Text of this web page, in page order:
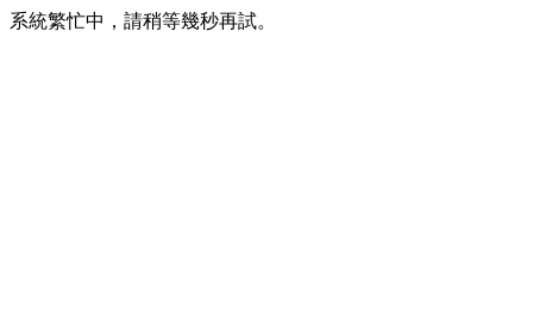
系統繁忙中，請稍等幾秒再試。